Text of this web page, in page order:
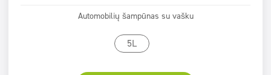
Automobilių šampūnas su vašku
5L